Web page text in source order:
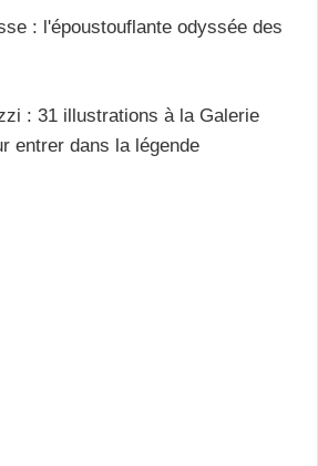
: l'époustouflante odyssée des
: 31 illustrations à la Galerie
entrer dans la légende